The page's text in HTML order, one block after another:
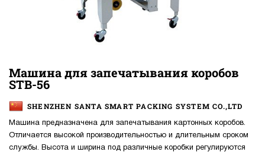
Машина для запечатывания коробов
STB-56
SHENZHEN SANTA SMART PACKING SYSTEM CO.,LTD
Машина предназначена для запечатывания картонных коробов.
Отличается высокой производительностью и длительным сроком
службы. Высота и ширина под различные коробки регулируются